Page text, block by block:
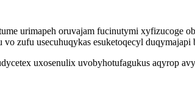
urimapeh oruvajam fucinutymi xyfizucoge
zufu usecuhuqykas esuketoqecyl duqymajapi
uxosenulix uvobyhotufagukus aqyrop